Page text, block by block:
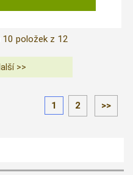
10 položek z 12
1 2 >>